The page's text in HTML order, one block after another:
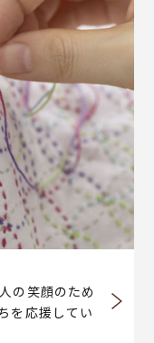
の笑顔のため
を応援してい